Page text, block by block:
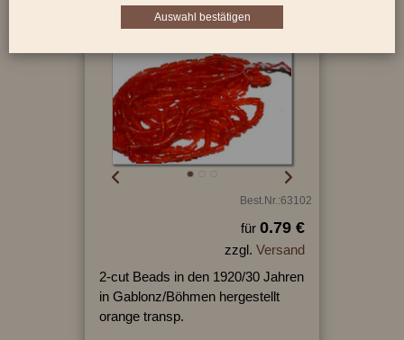
Best.Nr.:63102
für 0.79 €
zzgl. Versand
2-cut Beads in den 1920/30 Jahren
in Gablonz/Böhmen hergestellt
orange transp.
Auswahl bestätigen